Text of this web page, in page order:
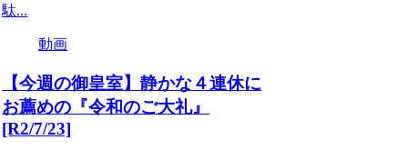
駄...
動画
【今週の御皇室】静かな４連休に
お薦めの『令和のご大礼』
[R2/7/23]